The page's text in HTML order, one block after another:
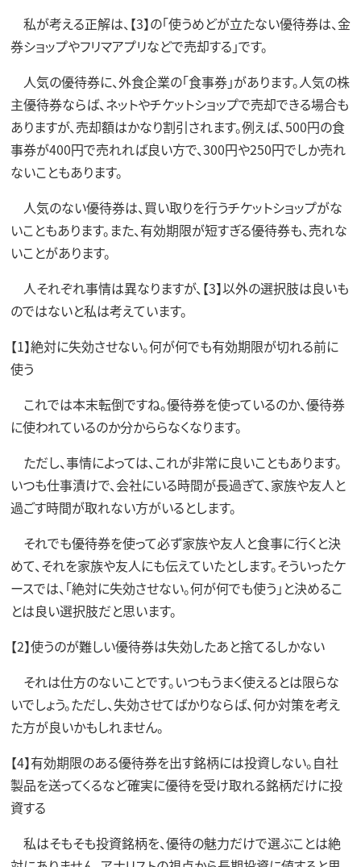
私が考える正解は、【3】の「使うめどが立たない優待券は、金
券ショップやフリマアプリなどで売却する」です。
人気の優待券に、外食企業の「食事券」があります。人気の株
主優待券ならば、ネットやチケットショップで売却できる場合も
ありますが、売却額はかなり割引されます。例えば、500円の食
事券が400円で売れれば良い方で、300円や250円でしか売れ
ないこともあります。
人気のない優待券は、買い取りを行うチケットショップがな
いこともあります。また、有効期限が短すぎる優待券も、売れな
いことがあります。
人それぞれ事情は異なりますが、【3】以外の選択肢は良いも
のではないと私は考えています。
【1】絶対に失効させない。何が何でも有効期限が切れる前に
使う
これでは本末転倒ですね。優待券を使っているのか、優待券
に使われているのか分かららなくなります。
ただし、事情によっては、これが非常に良いこともあります。
いつも仕事漬けで、会社にいる時間が長過ぎて、家族や友人と
過ごす時間が取れない方がいるとします。
それでも優待券を使って必ず家族や友人と食事に行くと決
めて、それを家族や友人にも伝えていたとします。そういったケ
ースでは、「絶対に失効させない。何が何でも使う」と決めるこ
とは良い選択肢だと思います。
【2】使うのが難しい優待券は失効したあと捨てるしかない
それは仕方のないことです。いつもうまく使えるとは限らな
いでしょう。ただし、失効させてばかりならば、何か対策を考え
た方が良いかもしれません。
【4】有効期限のある優待券を出す銘柄には投資しない。自社
製品を送ってくるなど確実に優待を受け取れる銘柄だけに投
資する
私はそもそも投資銘柄を、優待の魅力だけで選ぶことは絶